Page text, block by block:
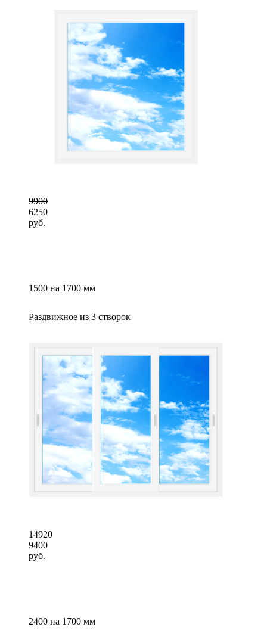
9900
6250
руб.
1500 на 1700 мм
Раздвижное из 3 створок
14920
9400
руб.
2400 на 1700 мм